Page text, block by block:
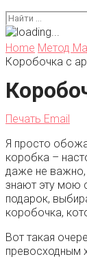
Home Метод
Коробочка с
Печать Email
Я просто
коробка –
даже не важно,
знают эту мою
подарок,
коробочка,
Вот такая
превосходным